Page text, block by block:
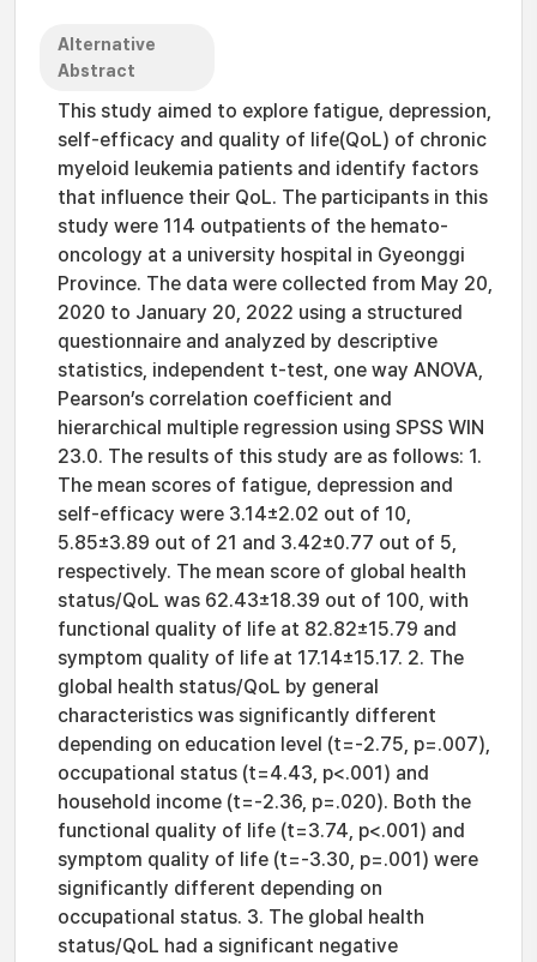
Alternative
Abstract
This study aimed to explore fatigue, depression,
self-efficacy and quality of life(QoL) of chronic
myeloid leukemia patients and identify factors
that influence their QoL. The participants in this
study were 114 outpatients of the hemato-
oncology at a university hospital in Gyeonggi
Province. The data were collected from May 20,
2020 to January 20, 2022 using a structured
questionnaire and analyzed by descriptive
statistics, independent t-test, one way ANOVA,
Pearson’s correlation coefficient and
hierarchical multiple regression using SPSS WIN
23.0. The results of this study are as follows: 1.
The mean scores of fatigue, depression and
self-efficacy were 3.14±2.02 out of 10,
5.85±3.89 out of 21 and 3.42±0.77 out of 5,
respectively. The mean score of global health
status/QoL was 62.43±18.39 out of 100, with
functional quality of life at 82.82±15.79 and
symptom quality of life at 17.14±15.17. 2. The
global health status/QoL by general
characteristics was significantly different
depending on education level (t=-2.75, p=.007),
occupational status (t=4.43, p<.001) and
household income (t=-2.36, p=.020). Both the
functional quality of life (t=3.74, p<.001) and
symptom quality of life (t=-3.30, p=.001) were
significantly different depending on
occupational status. 3. The global health
status/QoL had a significant negative